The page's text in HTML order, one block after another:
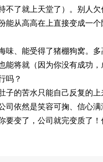
不了就上天堂了）。别人
能从高高在上直接变成一
味、能受得了猪棚狗窝。
能将就（因为你没有成功
吗？
子的苦水只能自己反复的
司依然是笑容可掬、信心
变了，公司就完变质了！